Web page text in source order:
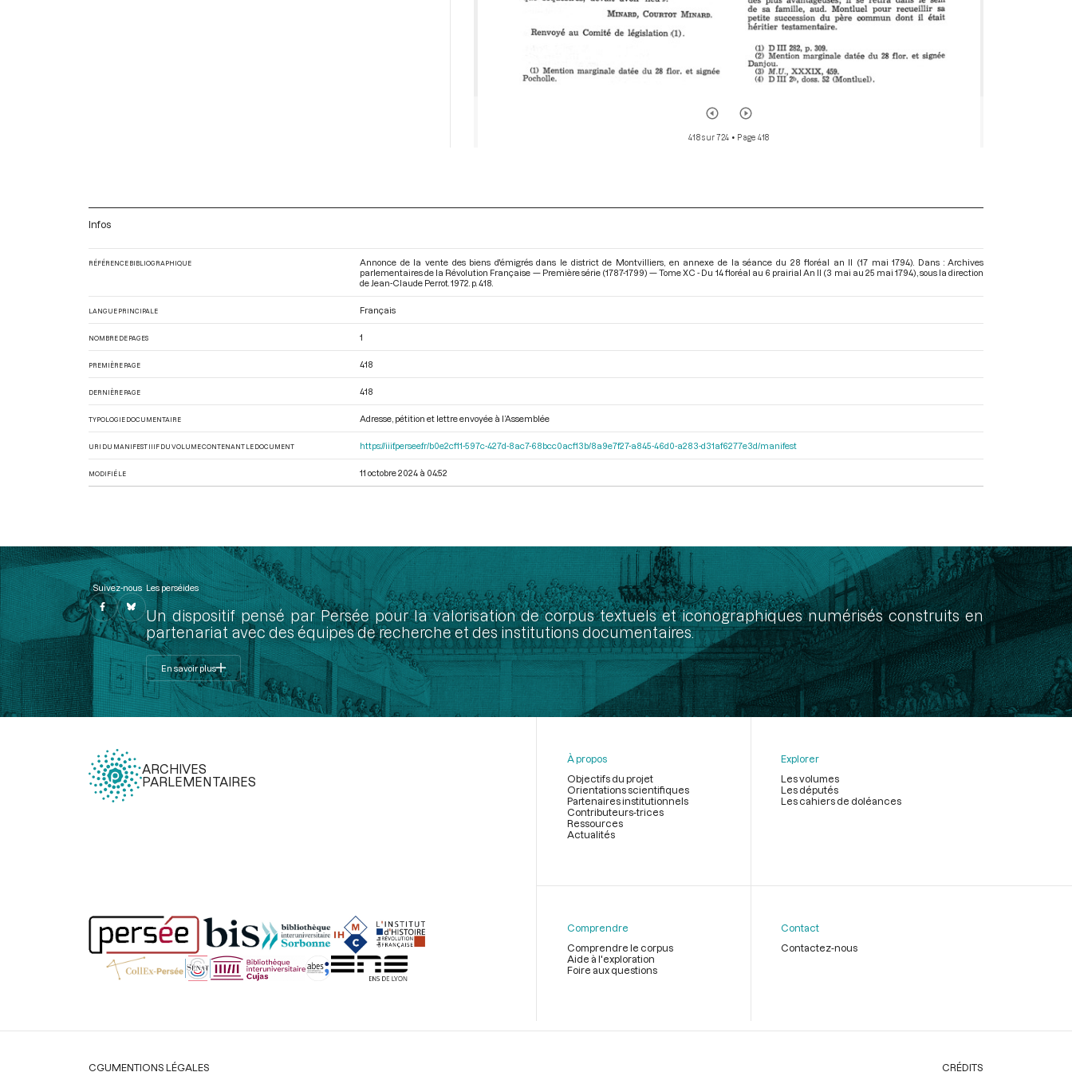
418 sur 724 • Page 418
Infos
RÉFÉRENCE BIBLIOGRAPHIQUE
Annonce de la vente des biens d'émigrés dans le district de Montvilliers, en annexe de la séance du 28 floréal an II (17 mai 1794). Dans : Archives
parlementaires de la Révolution Française — Première série (1787-1799) — Tome XC - Du 14 floréal au 6 prairial An II (3 mai au 25 mai 1794) , sous la direction
de Jean-Claude Perrot. 1972. p. 418.
LANGUE PRINCIPALE Français
NOMBRE DE PAGES 1
PREMIÈRE PAGE 418
DERNIÈRE PAGE 418
TYPOLOGIE DOCUMENTAIRE Adresse, pétition et lettre envoyée à l’Assemblée
URI DU MANIFEST IIIF DU VOLUME CONTENANT LE DOCUMENT https://iiif.persee.fr/b0e2cf11-597c-427d-8ac7-68bcc0acf13b/8a9e7f27-a845-46d0-a283-d31af6277e3d/manifest
MODIFIÉ LE 11 octobre 2024 à 04:52
Suivez-nous Les perséides
Un dispositif pensé par Persée pour la valorisation de corpus textuels et iconographiques numérisés construits en
partenariat avec des équipes de recherche et des institutions documentaires.
En savoir plus
ARCHIVES
PARLEMENTAIRES
page
À propos
Objectifs du projet
Orientations scientifiques
Partenaires institutionnels
Contributeurs-trices
Ressources
Actualités
Explorer
Les volumes
Les députés
Les cahiers de doléances
Comprendre
Comprendre le corpus
Aide à l'exploration
Foire aux questions
Contact
Contactez-nous
Légal
CGUMENTIONS LÉGALES CRÉDITS